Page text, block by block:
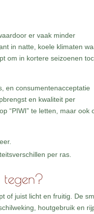
er vaak minder
in natte, koele klimaten
om in kortere seizoenen
en consumentenacceptatie
en kwaliteit per
“PIWI” te letten, maar ook
per ras.
tegen?
of juist licht en fruitig. De
houtgebruik en